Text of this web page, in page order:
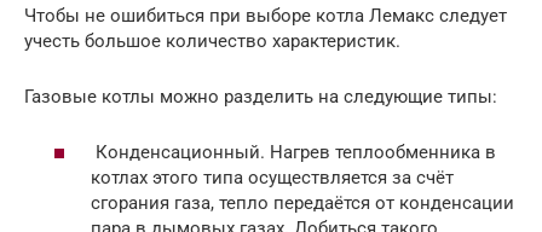
Чтобы не ошибиться при выборе котла Лемакс следует
учесть большое количество характеристик.
Газовые котлы можно разделить на следующие типы:
Конденсационный. Нагрев теплообменника в
котлах этого типа осуществляется за счёт
сгорания газа, тепло передаётся от конденсации